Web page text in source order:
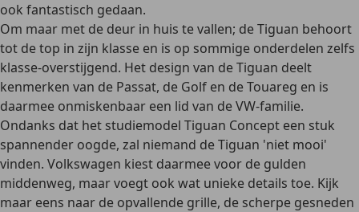
ook fantastisch gedaan.
Om maar met de deur in huis te vallen; de Tiguan behoort
tot de top in zijn klasse en is op sommige onderdelen zelfs
klasse-overstijgend. Het design van de Tiguan deelt
kenmerken van de Passat, de Golf en de Touareg en is
daarmee onmiskenbaar een lid van de VW-familie.
Ondanks dat het studiemodel Tiguan Concept een stuk
spannender oogde, zal niemand de Tiguan 'niet mooi'
vinden. Volkswagen kiest daarmee voor de gulden
middenweg, maar voegt ook wat unieke details toe. Kijk
maar eens naar de opvallende grille, de scherpe gesneden